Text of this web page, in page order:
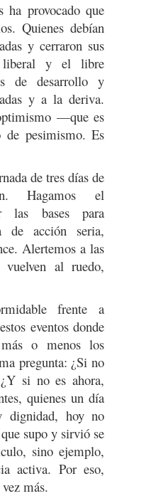
provocado que
Quienes debían
y cerraron sus
liberal y el libre
de desarrollo y
y a la deriva.
—que es
pesimismo. Es
de tres días de
Hagamos el
las bases para
de acción seria,
Alertemos a las
al ruedo,
frente a
eventos donde
o menos los
pregunta: ¿Si no
si no es ahora,
quienes un día
dignidad, hoy no
supo y sirvió se
sino ejemplo,
activa. Por eso,
más.